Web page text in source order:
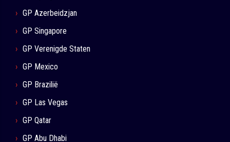
GP Azerbeidzjan
GP Singapore
GP Verenigde Staten
GP Mexico
GP Brazilië
GP Las Vegas
GP Qatar
GP Abu Dhabi